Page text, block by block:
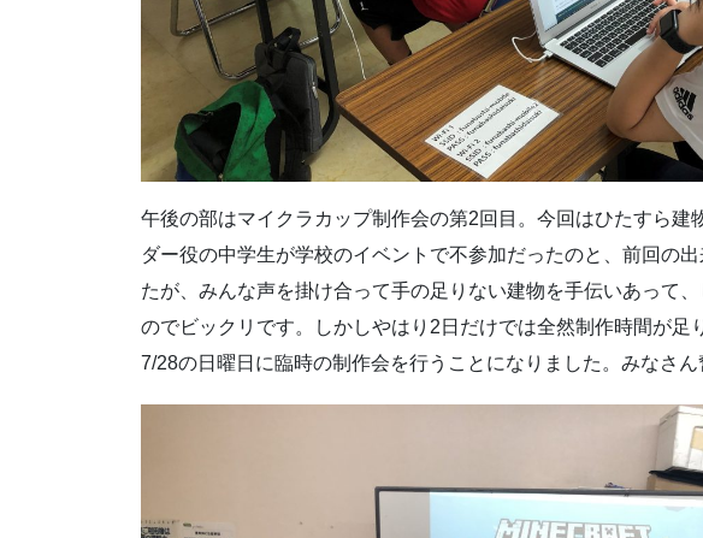
午後の部はマイクラカップ制作会の第2回目。今回はひたすら建
ダー役の中学生が学校のイベントで不参加だったのと、前回の
たが、みんな声を掛け合って手の足りない建物を手伝いあって
のでビックリです。しかしやはり2日だけでは全然制作時間が足
7/28の日曜日に臨時の制作会を行うことになりました。みなさん